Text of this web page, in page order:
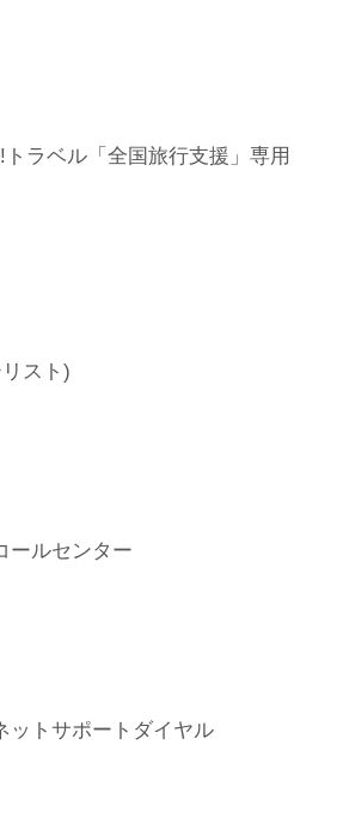
ラベル「全国旅行支援」専用
スト)
ールセンター
ットサポートダイヤル